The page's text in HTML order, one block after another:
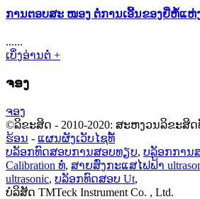
ການຕອບສະ ໜອງ ຕໍ່ການເອີ້ນຂອງຍີ່ຫໍ້ແຫ່
......
ເບິ່ງອ່ານຕໍ່ +
ຈອງ
ຈອງ
©ລິຂະສິດ - 2010-2020: ສະຫງວນລິຂະສິ
ຮ້ອນ - ແຜນຜັງເວັບໄຊທ໌້
ບລັອກທົດສອບການສອບທຽບ, ບລັອກການ
Calibration ທໍ່, ສາຍສົ່ງກະແສໄຟຟ້າ
ultrasonic, ບລັອກທົດສອບ Ut,
ບໍລິສັດ TMTeck Instrument Co. , Ltd.